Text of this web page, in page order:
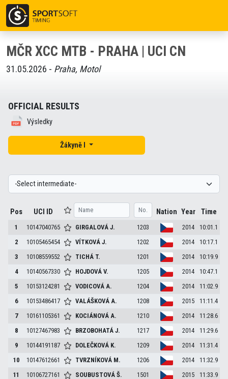
MČR XCC MTB - PRAHA | UCI CN
31.05.2026 - Praha, Motol
OFFICIAL RESULTS
Výsledky
Žákyně I
Pos UCI ID Nation Year Time
1 10147040765 GIRGALOVÁJ. 1203 2014
10:01.1
2
10105465454 VÍTKOVÁJ. 1202 2014
10:17.1
3
10108559552 TICHÁ T. 1201 2014
10:19.9
4
10140567330 HOJDOVÁV. 1205 2014
10:47.1
5
10153124281 VODICOVÁA. 1204 2014
11:02.9
6
10153486417 VALÁŠKOVÁA. 1208 2015
11:11.4
7
10161105361 KOCIÁNOVÁA. 1210 2014
11:28.6
8
10127467983 BRZOBOHATÁJ. 1217 2014
11:29.6
9
10144191187 DOLEČKOVÁ K. 1209 2014
11:31.4
10
10147612661 TVRZNÍKOVÁ M. 1206 2014
11:32.9
11
10106727161 SOUBUSTOVÁŠ. 1501 2015
11:33.9